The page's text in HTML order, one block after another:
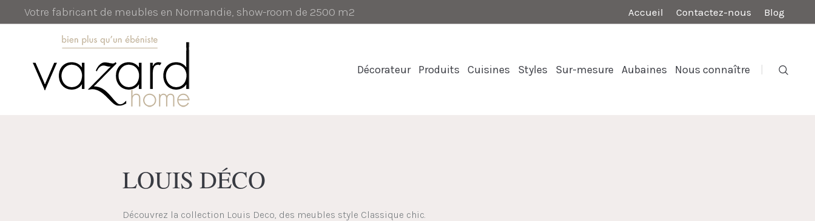
Accueil Contactez-nous Blog
Votre fabricant de meubles en Normandie, show-room de 2500 m2
Décorateur Produits Cuisines Styles Sur-mesure Aubaines Nous connaître
LOUIS DÉCO
Découvrez la collection Louis Deco, des meubles style Classique chic.